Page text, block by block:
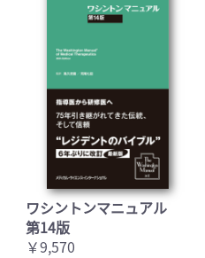
ワシントンマニュアル
第14版
￥9,570